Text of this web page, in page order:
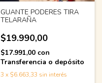
GUANTE PODERES TIRA
TELARAÑA
$19.990,00
$17.991,00 con
Transferencia o depósito
3 x $6.663,33 sin interés